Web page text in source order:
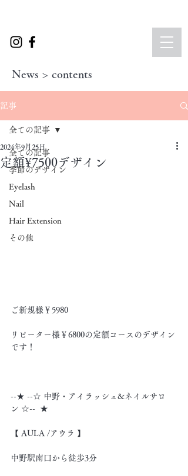
News > contents
記事
全ての記事
季節のデザイン
Eyelash
Nail
Hair Extension
その他
全ての記事
定額¥7500デザイン
2024年9月25日
ご新規様￥5980
リピーター様￥6800の定額コースのデザイン
です！
--★ --☆ 中野・アイラッシュ&ネイルサロ
ン ☆--  ★
【 AULA /アウラ 】
中野駅南口から徒歩3分